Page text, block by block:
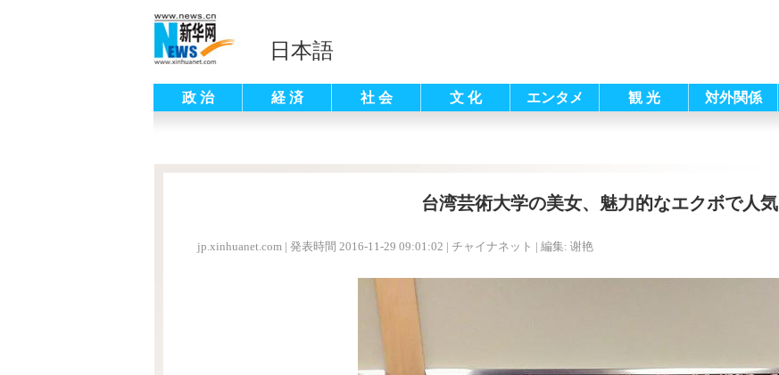
日本語
政 治 経 済 社 会 文 化 エンタメ 観 光 対外関係
台湾芸術大学の美女、魅力的なエクボで人気
jp.xinhuanet.com | 発表時間 2016-11-29 09:01:02 | チャイナネット | 編集: 谢艳